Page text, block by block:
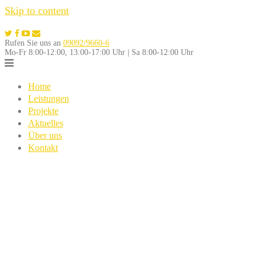
Skip to content
Rufen Sie uns an 09092/9660-6
Mo-Fr 8:00-12:00, 13:00-17:00 Uhr | Sa 8:00-12:00 Uhr
Home
Leistungen
Projekte
Aktuelles
Über uns
Kontakt